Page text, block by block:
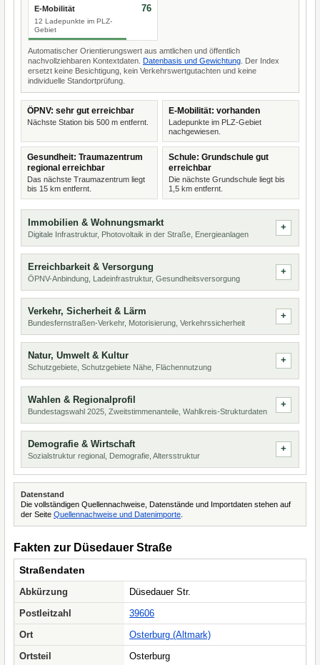
E-Mobilität
12 Ladepunkte im PLZ-
Gebiet
76
Automatischer Orientierungswert aus amtlichen und öffentlich
nachvollziehbaren Kontextdaten. Datenbasis und Gewichtung . Der Index
ersetzt keine Besichtigung, kein Verkehrswertgutachten und keine
individuelle Standortprüfung.
ÖPNV: sehr gut erreichbar
Nächste Station bis 500 m entfernt.
E-Mobilität: vorhanden
Ladepunkte im PLZ-Gebiet
nachgewiesen.
Gesundheit: Traumazentrum
regional erreichbar
Das nächste Traumazentrum liegt
bis 15 km entfernt.
Schule: Grundschule gut
erreichbar
Die nächste Grundschule liegt bis
1,5 km entfernt.
Immobilien & Wohnungsmarkt
Digitale Infrastruktur, Photovoltaik in der Straße, Energieanlagen
Erreichbarkeit & Versorgung
ÖPNV-Anbindung, Ladeinfrastruktur, Gesundheitsversorgung
Verkehr, Sicherheit & Lärm
Bundesfernstraßen-Verkehr, Motorisierung, Verkehrssicherheit
Natur, Umwelt & Kultur
Schutzgebiete, Schutzgebiete Nähe, Flächennutzung
Wahlen & Regionalprofil
Bundestagswahl 2025, Zweitstimmenanteile, Wahlkreis-Strukturdaten
Demografie & Wirtschaft
Sozialstruktur regional, Demografie, Altersstruktur
Datenstand
Die vollständigen Quellennachweise, Datenstände und Importdaten stehen auf
der Seite Quellennachweise und Datenimporte
Fakten zur Düsedauer Straße
Straßendaten
Abkürzung
Düsedauer Str.
Postleitzahl
39606
Ort
Osterburg (Altmark)
Ortsteil
Osterburg